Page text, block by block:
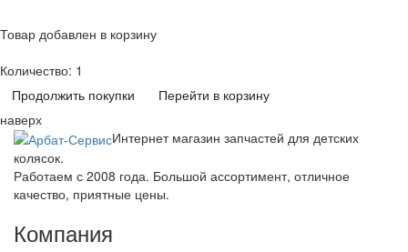
Товар добавлен в корзину
Количество: 1
Продолжить покупки
Перейти в корзину
наверх
Интернет магазин запчастей для детских
колясок.
Работаем с 2008 года. Большой ассортимент, отличное
качество, приятные цены.
Компания